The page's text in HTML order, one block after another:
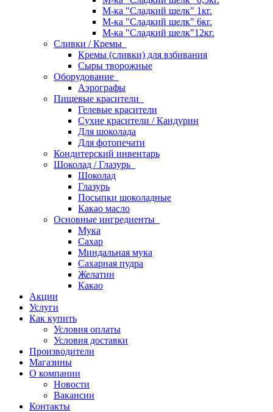
М-ка "Сладкий шелк" 1кг.
М-ка "Сладкий шелк" 6кг.
М-ка "Сладкий шелк"12кг.
Сливки / Кремы
Кремы (сливки) для взбивания
Сыры творожные
Оборудование
Аэрографы
Пищевые красители
Гелевые красители
Сухие красители / Кандурин
Для шоколада
Для фотопечати
Кондитерский инвентарь
Шоколад / Глазурь
Шоколад
Глазурь
Посыпки шоколадные
Какао масло
Основные ингредиенты
Мука
Сахар
Миндальная мука
Сахарная пудра
Желатин
Какао
Акции
Услуги
Как купить
Условия оплаты
Условия доставки
Производители
Магазины
О компании
Новости
Вакансии
Контакты